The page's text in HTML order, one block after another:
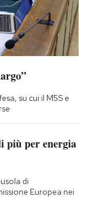
su cui il M5S e
più per energia
di
Europea nei